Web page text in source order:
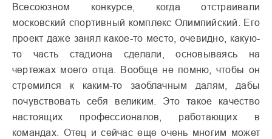
Всесоюзном конкурсе, когда отстраивали
московский спортивный комплекс Олимпийский. Его
проект даже занял какое-то место, очевидно, какую-
то часть стадиона сделали, основываясь на
чертежах моего отца. Вообще не помню, чтобы он
стремился к каким-то заоблачным далям, дабы
почувствовать себя великим. Это такое качество
настоящих профессионалов, работающих в
командах. Отец и сейчас еще очень многим может